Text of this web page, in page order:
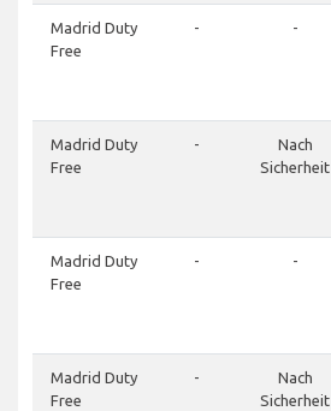
Madrid Duty
Free
- -
Madrid Duty
Free
-
Nach
Sicherheit
Madrid Duty
Free
- -
Madrid Duty
Free
-
Nach
Sicherheit